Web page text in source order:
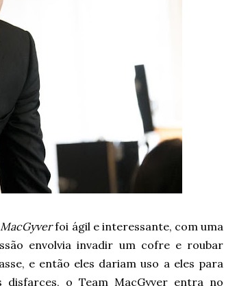
MacGyverfoi ágil e interessante, com uma
envolvia invadir um cofre e roubar
e então eles dariam uso a eles para
o Team MacGyver entra no